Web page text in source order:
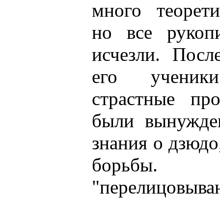
много
но все
исчезли.
его
страстные
были
знания о
борьбы.